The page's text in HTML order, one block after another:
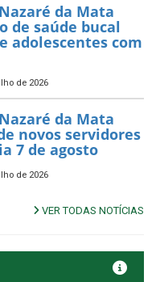
da Mata
de saúde bucal
adolescentes com
de 2026
da Mata
novos servidores
7 de agosto
de 2026
VER TODAS NOTÍCIAS